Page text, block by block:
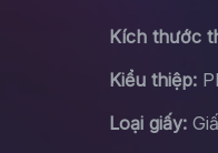
Kích thước
Kiểu thiệp:
Loại giấy: